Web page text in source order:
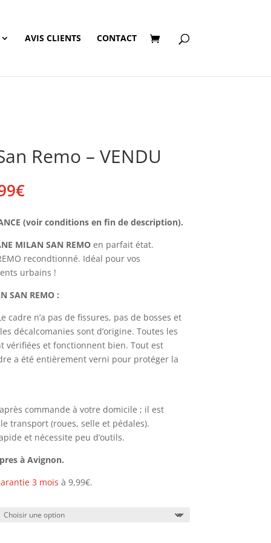
AVIS CLIENTS CONTACT
Remo – VENDU
€Plage
de
prix :
220,00€
à
229,99€
(voir conditions en fin de description).
MILAN SAN REMO en parfait état.
recondtionné. Idéal pour vos
urbains !
SAN REMO:
cadre n’a pas de fissures, pas de bosses et
décalcomanies sont d’origine. Toutes les
vérifiées et fonctionnent bien. Tout est
a été entièrement verni pour protéger la
commande à votre domicile ; il est
transport (roues, selle et pédales).
et nécessite peu d’outils.
à Avignon.
3 mois à 9,99€.